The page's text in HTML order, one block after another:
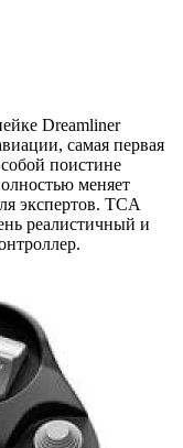
Dreamliner
самая первая
поистине
меняет
экспертов. TCA
реалистичный и